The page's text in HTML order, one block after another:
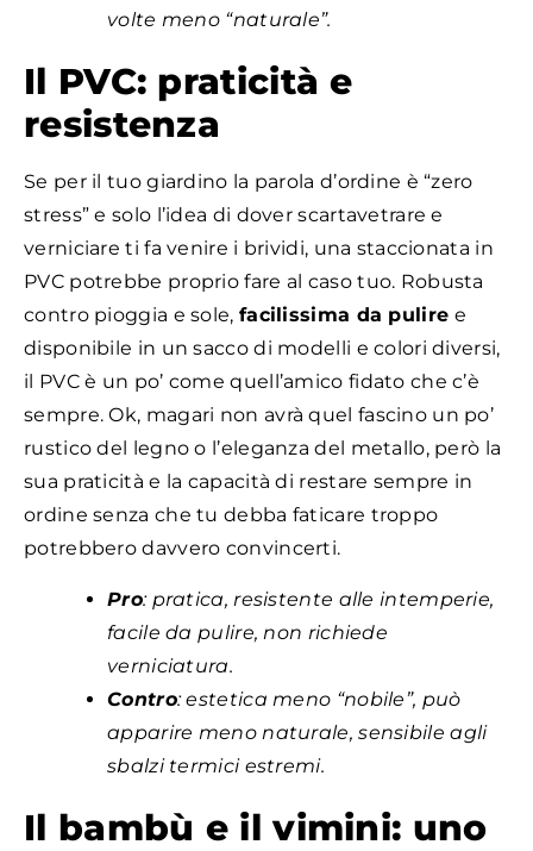
volte meno “naturale”.
Il PVC: praticità e
resistenza
Se per il tuo giardino la parola d’ordine è “zero
stress” e solo l’idea di dover scartavetrare e
verniciare ti fa venire i brividi, una staccionata in
PVC potrebbe proprio fare al caso tuo. Robusta
contro pioggia e sole, facilissima da pulire e
disponibile in un sacco di modelli e colori diversi,
il PVC è un po’ come quell’amico fidato che c’è
sempre. Ok, magari non avrà quel fascino un po’
rustico del legno o l’eleganza del metallo, però la
sua praticità e la capacità di restare sempre in
ordine senza che tu debba faticare troppo
potrebbero davvero convincerti.
Pro: pratica, resistente alle intemperie,
facile da pulire, non richiede
verniciatura.
Contro: estetica meno “nobile”, può
apparire meno naturale, sensibile agli
sbalzi termici estremi.
Il bambù e il vimini: uno